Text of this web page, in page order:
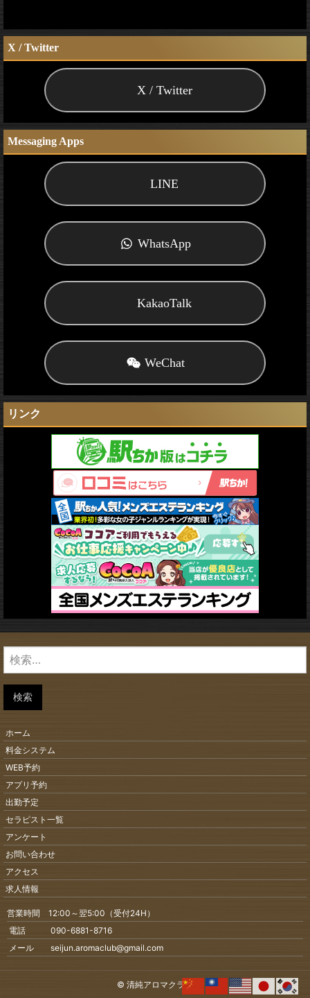
X / Twitter
X / Twitter
Messaging Apps
LINE
WhatsApp
KakaoTalk
WeChat
リンク
検
索:
検索
ホーム
料金システム
WEB予約
アプリ予約
出勤予定
セラピスト一覧
アンケート
お問い合わせ
アクセス
求人情報
営業時間 12:00～翌5:00（受付24H）
電話 090-6881-8716
メール seijun.aromaclub@gmail.com
© 清純アロマクラブ